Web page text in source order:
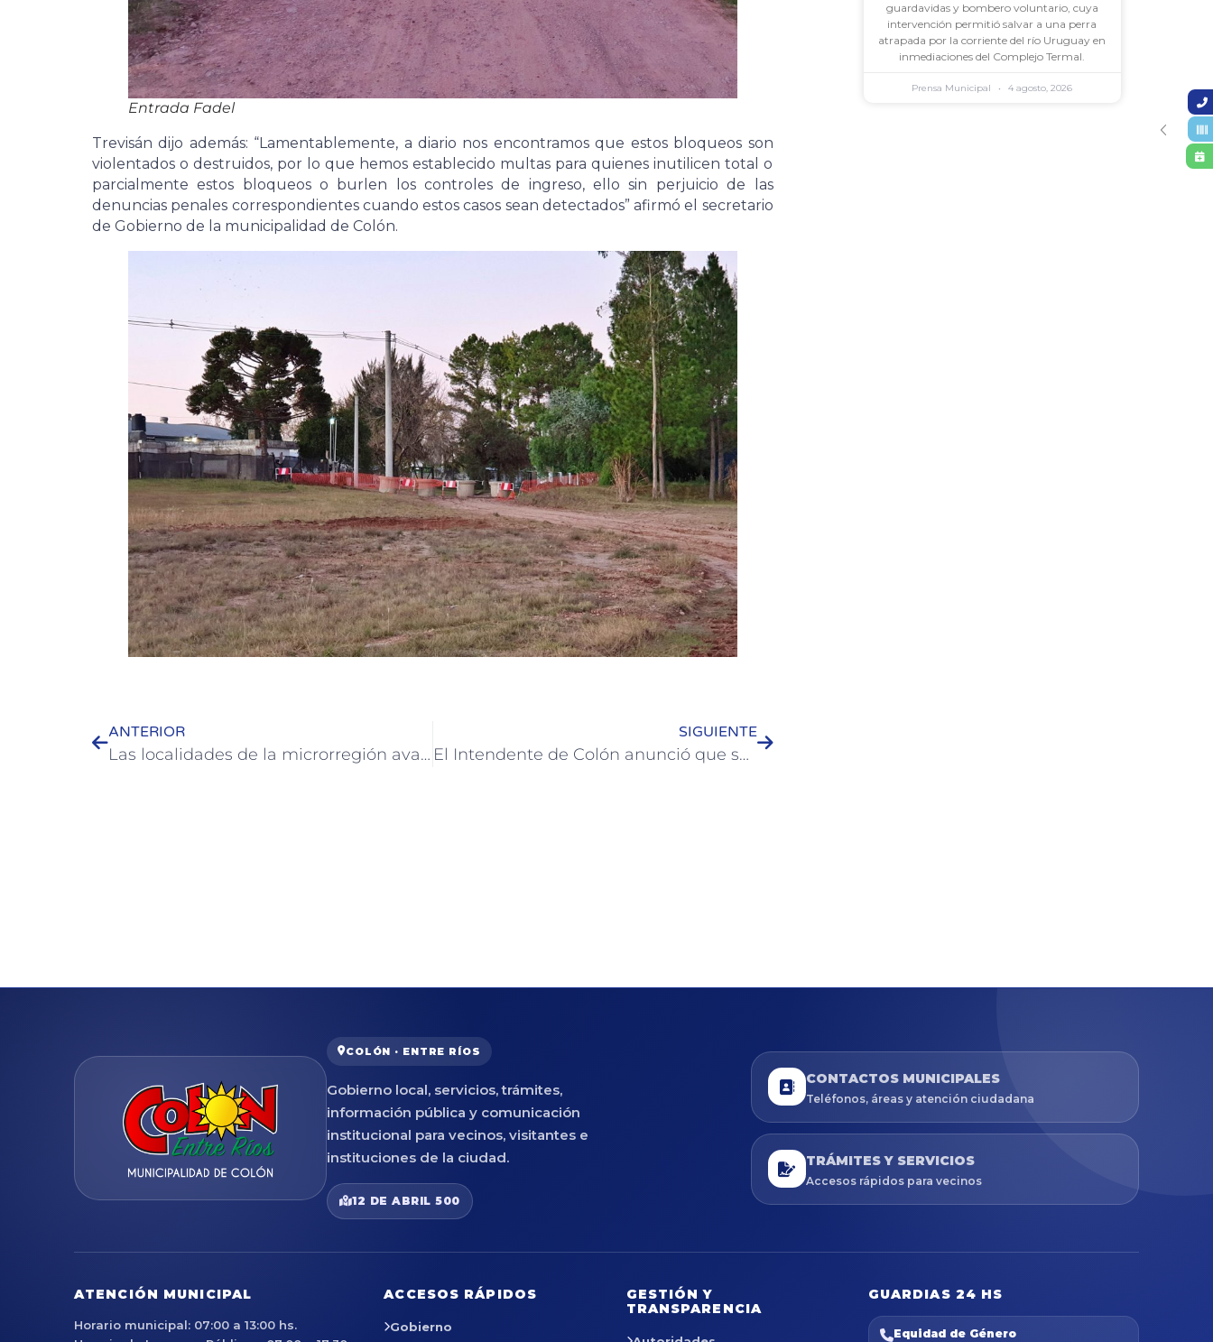
Entrada Fadel
Trevisán dijo además: “Lamentablemente, a diario nos encontramos que estos bloqueos son
violentados o destruidos, por lo que hemos establecido multas para quienes inutilicen total o
parcialmente estos bloqueos o burlen los controles de ingreso, ello sin perjuicio de las
denuncias penales correspondientes cuando estos casos sean detectados” afirmó el secretario
de Gobierno de la municipalidad de Colón.
ANTERIOR
Las localidades de la microrregión avanzan en gestiones conjuntas para el sector turístico
SIGUIENTE
El Intendente de Colón anunció que se pedirá la reapertura de la frontera con Uruguay
guardavidas y bombero voluntario, cuya
intervención permitió salvar a una perra
atrapada por la corriente del río Uruguay en
inmediaciones del Complejo Termal.
Prensa Municipal 4 agosto, 2026
COLÓN · ENTRE RÍOS
Gobierno local, servicios, trámites,
información pública y comunicación
institucional para vecinos, visitantes e
instituciones de la ciudad.
12 DE ABRIL 500
CONTACTOS MUNICIPALES
Teléfonos, áreas y atención ciudadana
TRÁMITES Y SERVICIOS
Accesos rápidos para vecinos
ATENCIÓN MUNICIPAL
Horario municipal: 07:00 a 13:00 hs.
ACCESOS RÁPIDOS
Gobierno
GESTIÓN Y
TRANSPARENCIA
GUARDIAS 24 HS
Equidad de Género